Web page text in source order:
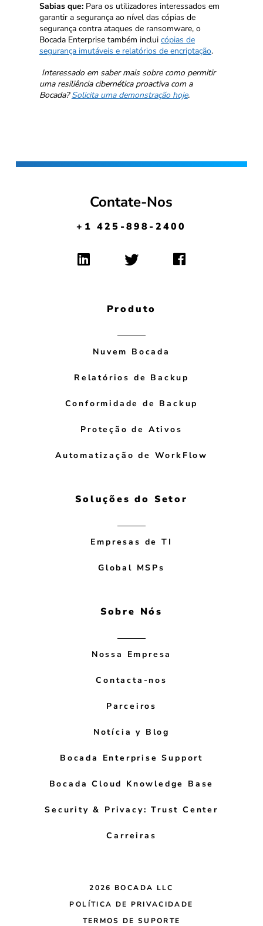
Sabias que:Para os utilizadores interessados em
garantir a segurança ao nível das cópias de
segurança contra ataques de ransomware, o
Bocada Enterprise também inclui cópias de
segurança imutáveis e relatórios de encriptação.
Interessado em saber mais sobre como permitir
uma resiliência cibernética proactiva com a
Bocada?Solicita uma demonstração hoje.
Contate-Nos
+1 425-898-2400
Produto
Nuvem Bocada
Relatórios de Backup
Conformidade de Backup
Proteção de Ativos
Automatização de WorkFlow
Soluções do Setor
Empresas de TI
Global MSPs
Sobre Nós
Nossa Empresa
Contacta-nos
Parceiros
Notícia y Blog
Bocada Enterprise Support
Bocada Cloud Knowledge Base
Security & Privacy: Trust Center
Carreiras
2026 BOCADA LLC
POLÍTICA DE PRIVACIDADE
TERMOS DE SUPORTE